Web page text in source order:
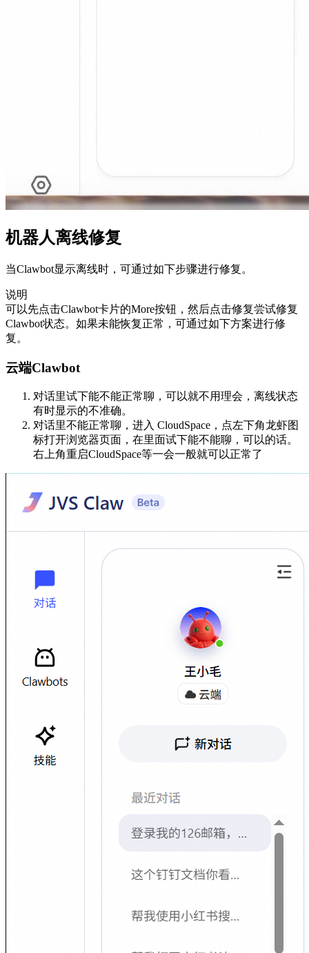
机器人离线修复
当Clawbot显示离线时，可通过如下步骤进行修复。
说明
可以先点击Clawbot卡片的More按钮，然后点击修复尝试修复
Clawbot状态。如果未能恢复正常，可通过如下方案进行修
复。
云端Clawbot
对话里试下能不能正常聊，可以就不用理会，离线状态
有时显示的不准确。
对话里不能正常聊，进入 CloudSpace，点左下角龙虾图
标打开浏览器页面，在里面试下能不能聊，可以的话。
右上角重启CloudSpace等一会一般就可以正常了